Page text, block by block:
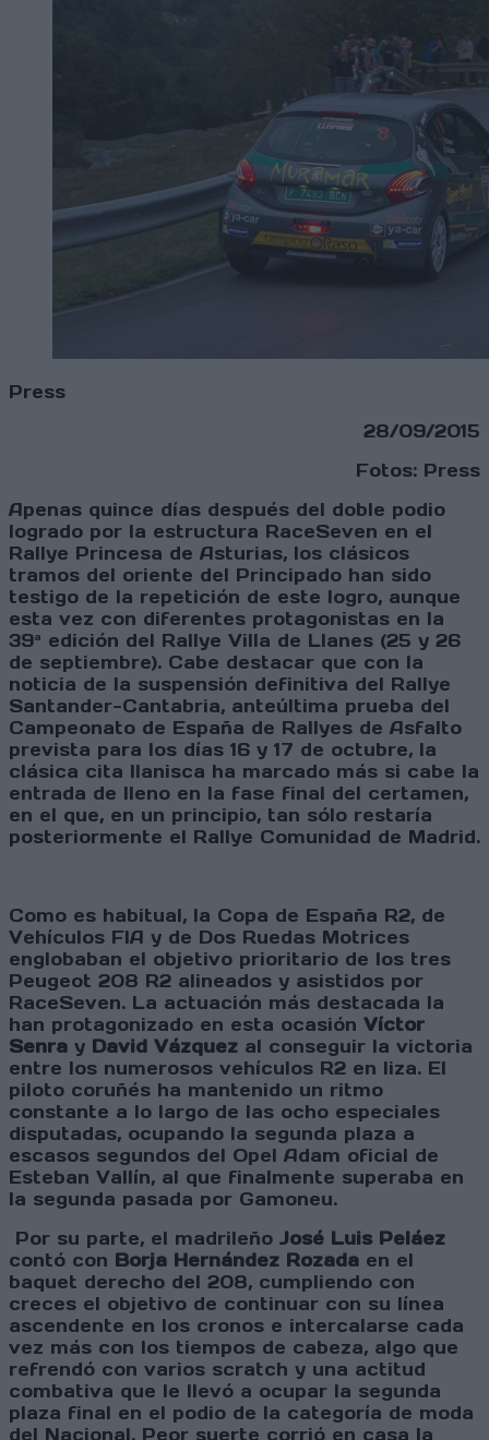
Press
28/09/2015
Fotos: Press
Apenas quince días después del doble podio
logrado por la estructura RaceSeven en el
Rallye Princesa de Asturias, los clásicos
tramos del oriente del Principado han sido
testigo de la repetición de este logro, aunque
esta vez con diferentes protagonistas en la
39ª edición del Rallye Villa de Llanes (25 y 26
de septiembre). Cabe destacar que con la
noticia de la suspensión definitiva del Rallye
Santander-Cantabria, anteúltima prueba del
Campeonato de España de Rallyes de Asfalto
prevista para los días 16 y 17 de octubre, la
clásica cita llanisca ha marcado más si cabe la
entrada de lleno en la fase final del certamen,
en el que, en un principio, tan sólo restaría
posteriormente el Rallye Comunidad de Madrid.
Como es habitual, la Copa de España R2, de
Vehículos FIA y de Dos Ruedas Motrices
englobaban el objetivo prioritario de los tres
Peugeot 208 R2 alineados y asistidos por
RaceSeven. La actuación más destacada la
han protagonizado en esta ocasión Víctor
Senra y David Vázquez al conseguir la victoria
entre los numerosos vehículos R2 en liza. El
piloto coruñés ha mantenido un ritmo
constante a lo largo de las ocho especiales
disputadas, ocupando la segunda plaza a
escasos segundos del Opel Adam oficial de
Esteban Vallín, al que finalmente superaba en
la segunda pasada por Gamoneu.
Por su parte, el madrileño José Luis Peláez
contó con Borja Hernández Rozada en el
baquet derecho del 208, cumpliendo con
creces el objetivo de continuar con su línea
ascendente en los cronos e intercalarse cada
vez más con los tiempos de cabeza, algo que
refrendó con varios scratch y una actitud
combativa que le llevó a ocupar la segunda
plaza final en el podio de la categoría de moda
del Nacional. Peor suerte corrió en casa la